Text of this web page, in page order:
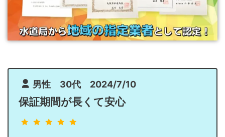
男性 30代 2024/7/10
保証期間が長くて安心